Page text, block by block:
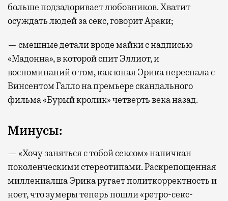
больше подзадоривает любовников. Хватит
осуждать людей за секс, говорит Араки;
— смешные детали вроде майки с надписью
«Мадонна», в которой спит Эллиот, и
воспоминаний о том, как юная Эрика переспала с
Винсентом Галло на премьере скандального
фильма «Бурый кролик» четверть века назад.
Минусы:
— «Хочу заняться с тобой сексом» напичкан
поколенческими стереотипами. Раскрепощенная
миллениалша Эрика ругает политкорректность и
ноет, что зумеры теперь пошли «ретро-секс-